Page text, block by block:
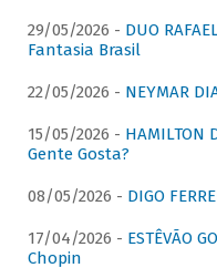
29/05/2026 - DUO
Fantasia Brasil
22/05/2026 - NEYMAR
15/05/2026 - HAMILTON
Gente Gosta?
08/05/2026 - DIGO
17/04/2026 - ESTÊVÃO
Chopin